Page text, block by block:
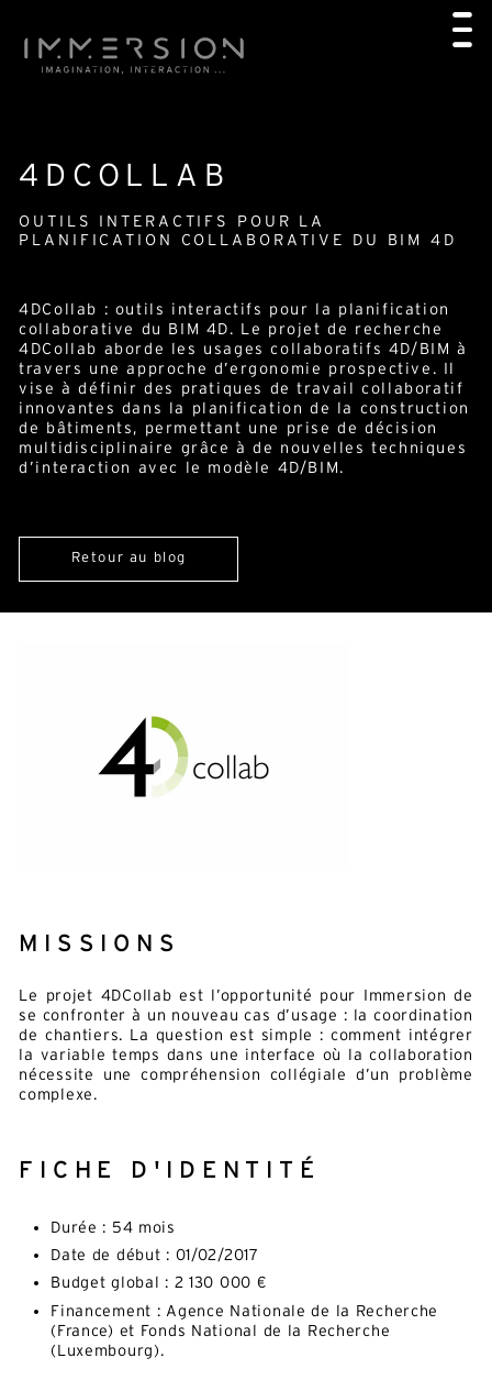
4DCOLLAB
OUTILS INTERACTIFS POUR LA
PLANIFICATION COLLABORATIVE DU BIM 4D
4DCollab : outils interactifs pour la planification
collaborative du BIM 4D. Le projet de recherche
4DCollab aborde les usages collaboratifs 4D/BIM à
travers une approche d’ergonomie prospective. Il
vise à définir des pratiques de travail collaboratif
innovantes dans la planification de la construction
de bâtiments, permettant une prise de décision
multidisciplinaire grâce à de nouvelles techniques
d’interaction avec le modèle 4D/BIM.
Retour au blog
MISSIONS
Le projet 4DCollab est l’opportunité pour Immersion de
se confronter à un nouveau cas d’usage : la coordination
de chantiers. La question est simple : comment intégrer
la variable temps dans une interface où la collaboration
nécessite une compréhension collégiale d’un problème
complexe.
FICHE D'IDENTITÉ
Durée : 54 mois
Date de début : 01/02/2017
Budget global : 2 130 000 €
Financement : Agence Nationale de la Recherche
(France) et Fonds National de la Recherche
(Luxembourg).